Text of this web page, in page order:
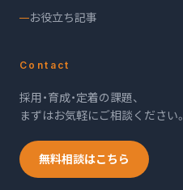
お役立ち記事
Contact
採用・育成・定着の課題、
まずはお気軽にご相談ください。
無料相談はこちら